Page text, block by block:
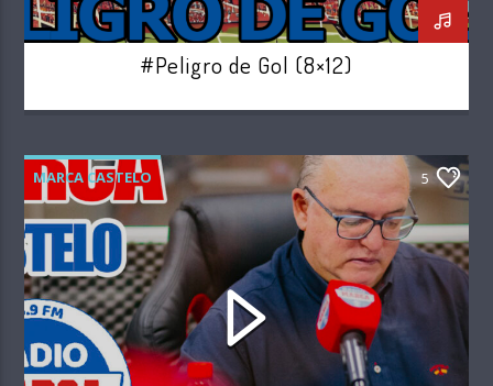
#Peligro de Gol (8×12)
MARCA CASTELO 5